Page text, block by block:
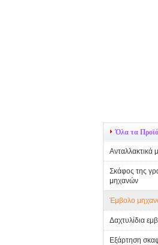
Όλα τα
Ανταλλακτικά
Σκάφος της
μηχανών
Έμβολο
Δαχτυλίδια
Εξάρτηση